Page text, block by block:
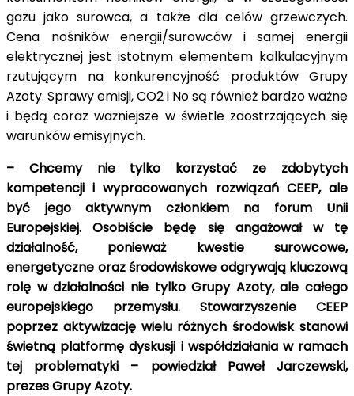
gazu jako surowca, a także dla celów grzewczych.
Cena nośników energii/surowców i samej energii
elektrycznej jest istotnym elementem kalkulacyjnym
rzutującym na konkurencyjność produktów Grupy
Azoty. Sprawy emisji, CO2 i No są również bardzo ważne
i będą coraz ważniejsze w świetle zaostrzających się
warunków emisyjnych.
– Chcemy nie tylko korzystać ze zdobytych
kompetencji i wypracowanych rozwiązań CEEP, ale
być jego aktywnym członkiem na forum Unii
Europejskiej. Osobiście będę się angażował w tę
działalność, ponieważ kwestie surowcowe,
energetyczne oraz środowiskowe odgrywają kluczową
rolę w działalności nie tylko Grupy Azoty, ale całego
europejskiego przemysłu. Stowarzyszenie CEEP
poprzez aktywizację wielu różnych środowisk stanowi
świetną platformę dyskusji i współdziałania w ramach
tej problematyki – powiedział Paweł Jarczewski,
prezes Grupy Azoty.